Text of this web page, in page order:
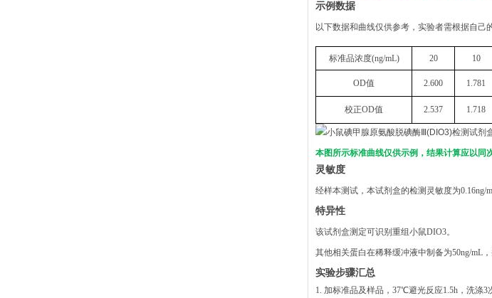
示例数据
以下数据和曲线仅供参考，实验者需根据自己
标准品浓度(ng/mL) 20 10
OD值 2.600 1.781
校正OD值 2.537 1.718
本图所示标准曲线仅供示例，结果计算应以同
灵敏度
经样本测试，本试剂盒的检测灵敏度为0.16ng/
特异性
该试剂盒测定可识别重组小鼠DIO3。
其他相关蛋白在稀释缓冲液中制备为50ng/mL
实验步骤汇总
1. 加标准品及样品，37℃避光反应1.5h，洗涤3